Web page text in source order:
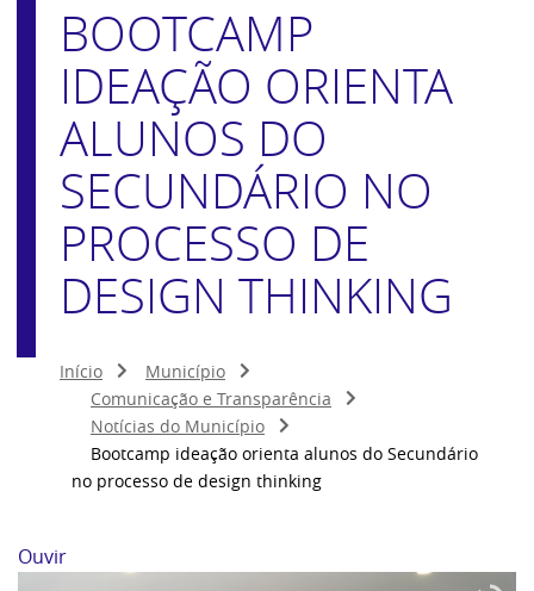
BOOTCAMP
IDEAÇÃO ORIENTA
ALUNOS DO
SECUNDÁRIO NO
PROCESSO DE
DESIGN THINKING
Início
Município
Comunicação e Transparência
Notícias do Município
Bootcamp ideação orienta alunos do Secundário
no processo de design thinking
Ouvir